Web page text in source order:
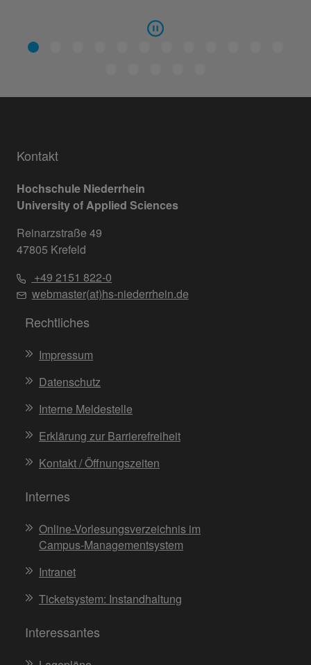
Kontakt
Hochschule Niederrhein
University of Applied Sciences
Reinarzstraße 49
47805 Krefeld
+49 2151 822-0
webmaster(at)hs-niederrhein.de
Rechtliches
Impressum
Datenschutz
Interne Meldestelle
Erklärung zur Barrierefreiheit
Kontakt / Öffnungszeiten
Internes
Online-Vorlesungsverzeichnis im
Campus-Managementsystem
Intranet
Ticketsystem: Instandhaltung
Interessantes